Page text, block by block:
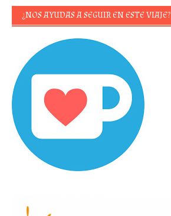
¿NOS AYUDAS A SEGUIR EN ESTE VIAJE?